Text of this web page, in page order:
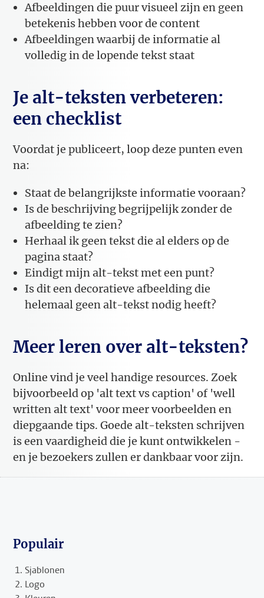
Afbeeldingen die puur visueel zijn en geen
betekenis hebben voor de content
Afbeeldingen waarbij de informatie al
volledig in de lopende tekst staat
Je alt-teksten verbeteren:
een checklist
Voordat je publiceert, loop deze punten even
na:
Staat de belangrijkste informatie vooraan?
Is de beschrijving begrijpelijk zonder de
afbeelding te zien?
Herhaal ik geen tekst die al elders op de
pagina staat?
Eindigt mijn alt-tekst met een punt?
Is dit een decoratieve afbeelding die
helemaal geen alt-tekst nodig heeft?
Meer leren over alt-teksten?
Online vind je veel handige resources. Zoek
bijvoorbeeld op 'alt text vs caption' of 'well
written alt text' voor meer voorbeelden en
diepgaande tips. Goede alt-teksten schrijven
is een vaardigheid die je kunt ontwikkelen -
en je bezoekers zullen er dankbaar voor zijn.
Populair
Sjablonen
Logo